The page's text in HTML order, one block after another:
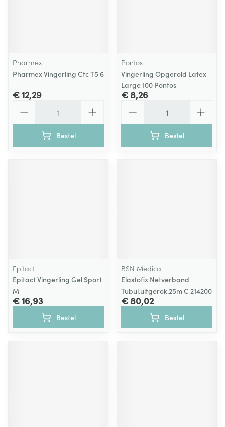
Pharmex
Pharmex Vingerling Ctc T5 6
€ 12,29
Bestel
Pontos
Vingerling Opgerold Latex
Large 100 Pontos
€ 8,26
Bestel
Epitact
Epitact Vingerling Gel Sport
M
€ 16,93
Bestel
BSN Medical
Elastofix Netverband
Tubul.uitgerok.25m C 214200
€ 80,02
Bestel